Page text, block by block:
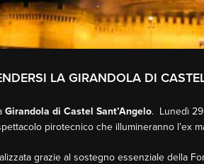
LA GIRANDOLA DI
Girandola di Castel Sant’Angelo. Lunedì
pirotecnico che illumineranno l’ex
grazie al sostegno essenziale della